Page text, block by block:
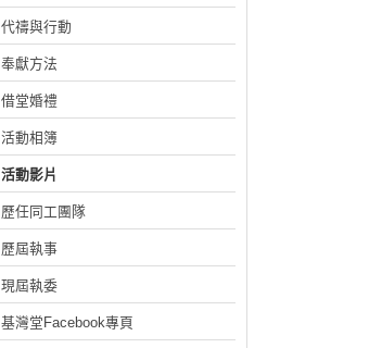
代禱與行動
奉獻方法
借堂婚禮
活動相簿
活動影片
歷任同工團隊
歷屆執事
現屆執委
基灣堂Facebook專頁